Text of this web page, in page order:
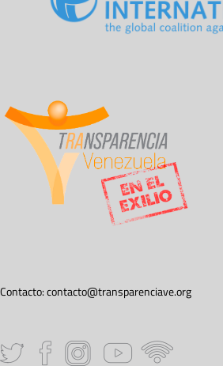
Contacto:contacto@transparenciave.org